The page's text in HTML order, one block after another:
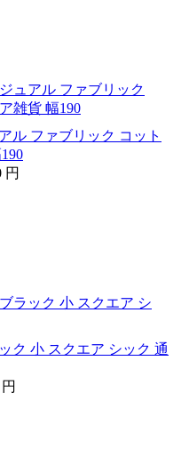
ル ファブリック コット
円
ク 小 スクエア シック 通